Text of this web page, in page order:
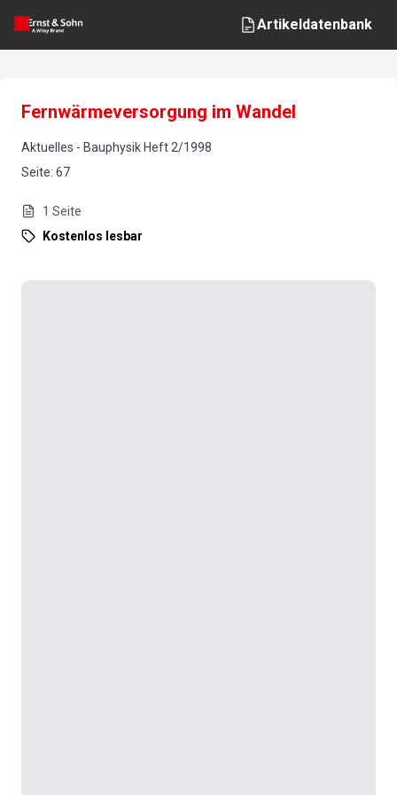
Artikeldatenbank
Fernwärmeversorgung im Wandel
Aktuelles - Bauphysik Heft 2/1998
Seite: 67
1 Seite
Kostenlos lesbar